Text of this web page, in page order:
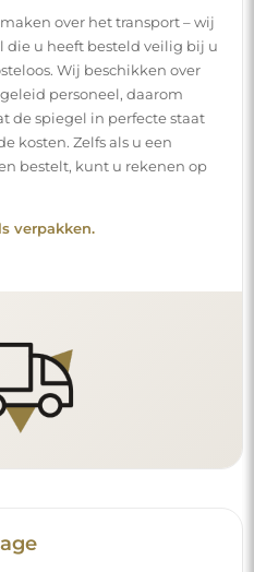
en de levering van de
onder uw
de specifieke
geeft u de vrijheid om de
voor stap.